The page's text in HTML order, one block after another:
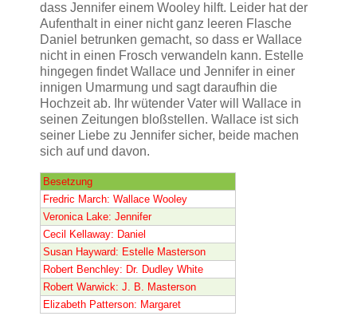
dass Jennifer einem Wooley hilft. Leider hat der
Aufenthalt in einer nicht ganz leeren Flasche
Daniel betrunken gemacht, so dass er Wallace
nicht in einen Frosch verwandeln kann. Estelle
hingegen findet Wallace und Jennifer in einer
innigen Umarmung und sagt daraufhin die
Hochzeit ab. Ihr wütender Vater will Wallace in
seinen Zeitungen bloßstellen. Wallace ist sich
seiner Liebe zu Jennifer sicher, beide machen
sich auf und davon.
Besetzung
Fredric March: Wallace Wooley
Veronica Lake: Jennifer
Cecil Kellaway: Daniel
Susan Hayward: Estelle Masterson
Robert Benchley: Dr. Dudley White
Robert Warwick: J. B. Masterson
Elizabeth Patterson: Margaret